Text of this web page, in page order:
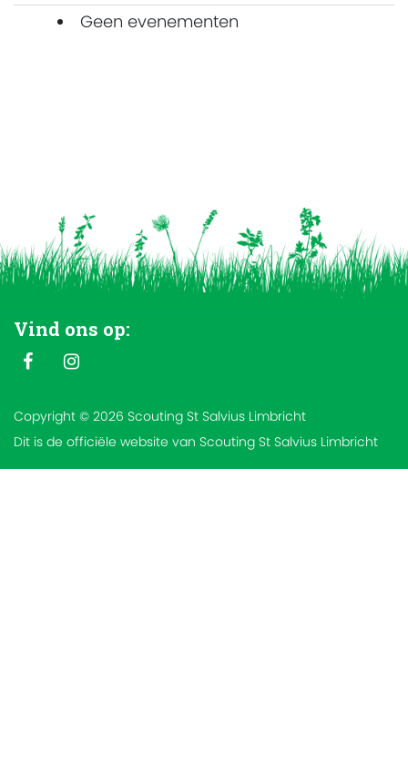
Geen evenementen
Vind ons op:
Copyright © 2026 Scouting St Salvius Limbricht
Dit is de officiële website van Scouting St Salvius Limbricht